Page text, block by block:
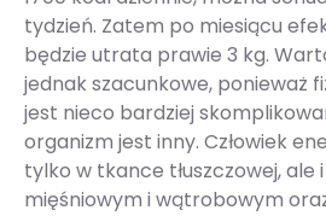
tydzień. Zatem po miesiącu
będzie utrata prawie 3 kg.
jednak szacunkowe, ponieważ
jest nieco bardziej
organizm jest inny. Człowiek
tylko w tkance tłuszczowej, ale
mięśniowym i wątrobowym